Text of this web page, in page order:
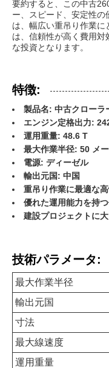
要約すると、この中古
ー、スピード、安定性
は、幅広い重吊り作業
は、信頼性が高く費用
な投資となります。
特徴:
製品名: 中古クローラ
エンジン定格出力:
運用重量: 48.6 T
最大作業半径: 50 メ
電源: ディーゼル
輸出元国: 中国
重吊り作業に最適な
優れた運用能力を持
建設プロジェクトに
技術パラメータ:
最大作業半径
輸出元国
寸法
最大線速度
運用重量